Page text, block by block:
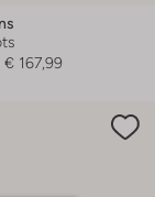
€ 167,99